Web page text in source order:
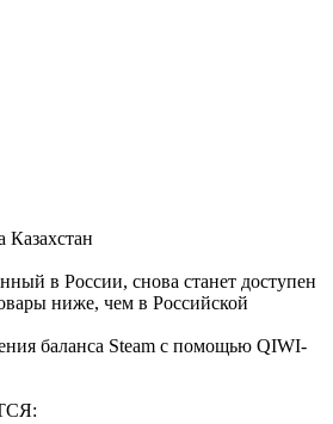
Казахстан
в России, снова станет доступен
ниже, чем в Российской
баланса Steam с помощью QIWI-